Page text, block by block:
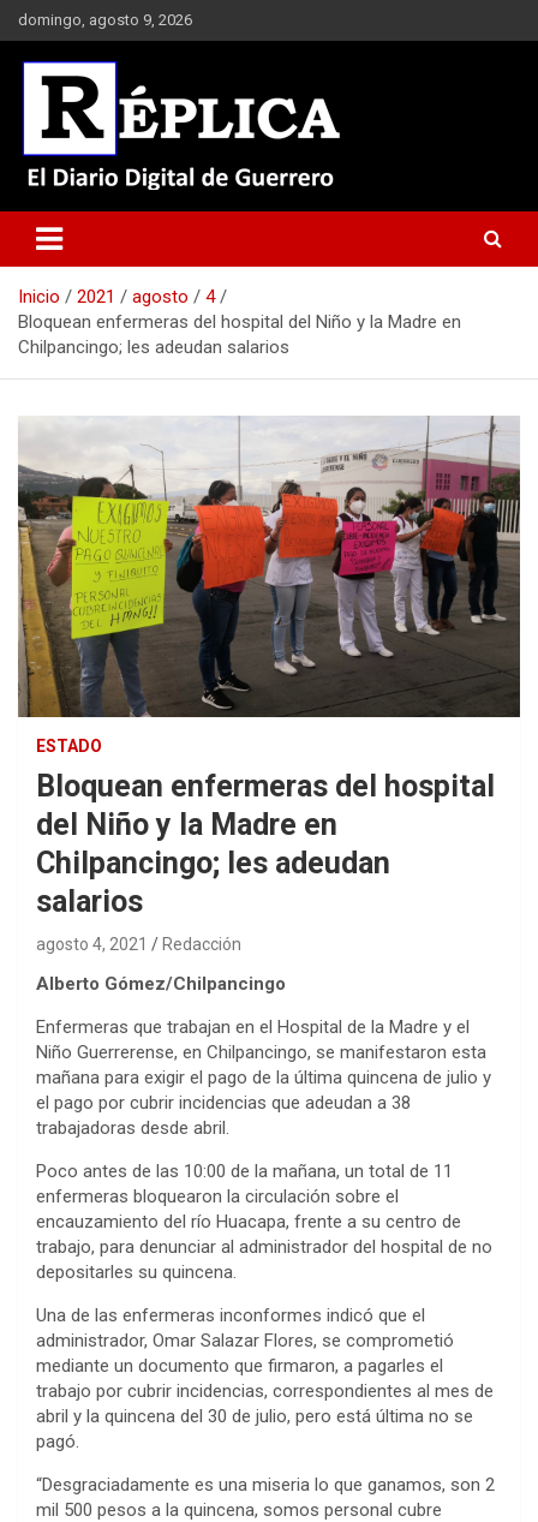
Saltar
al
contenido
domingo, agosto 9, 2026
Réplica
Inicio 2021 agosto
4
Bloquean enfermeras del hospital del Niño y la Madre en
Chilpancingo; les adeudan salarios
ESTADO
Bloquean enfermeras del hospital
del Niño y la Madre en
Chilpancingo; les adeudan
salarios
agosto 4, 2021 Redacción
Alberto Gómez/Chilpancingo
Enfermeras que trabajan en el Hospital de la Madre y el
Niño Guerrerense, en Chilpancingo, se manifestaron esta
mañana para exigir el pago de la última quincena de julio y
el pago por cubrir incidencias que adeudan a 38
trabajadoras desde abril.
Poco antes de las 10:00 de la mañana, un total de 11
enfermeras bloquearon la circulación sobre el
encauzamiento del río Huacapa, frente a su centro de
trabajo, para denunciar al administrador del hospital de no
depositarles su quincena.
Una de las enfermeras inconformes indicó que el
administrador, Omar Salazar Flores, se comprometió
mediante un documento que firmaron, a pagarles el
trabajo por cubrir incidencias, correspondientes al mes de
abril y la quincena del 30 de julio, pero está última no se
pagó.
“Desgraciadamente es una miseria lo que ganamos, son 2
mil 500 pesos a la quincena, somos personal cubre